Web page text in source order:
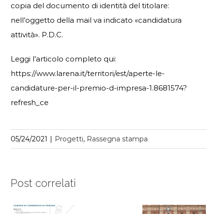
copia del documento di identità del titolare:
nell’oggetto della mail va indicato «candidatura
attività». P.D.C.
Leggi l’articolo completo qui:
https://www.larena.it/territori/est/aperte-le-
candidature-per-il-premio-d-impresa-1.8681574?
refresh_ce
05/24/2021 | Progetti, Rassegna stampa
Post correlati